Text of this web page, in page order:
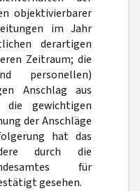
objektivierbarer
im Jahr
derartigen
Zeitraum; die
personellen)
Anschlag aus
die gewichtigen
der Anschläge
hat das
durch die
für
gesehen.